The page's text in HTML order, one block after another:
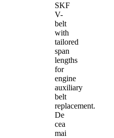
SKF
V-
belt
with
tailored
span
lengths
for
engine
auxiliary
belt
replacement.
De
cea
mai